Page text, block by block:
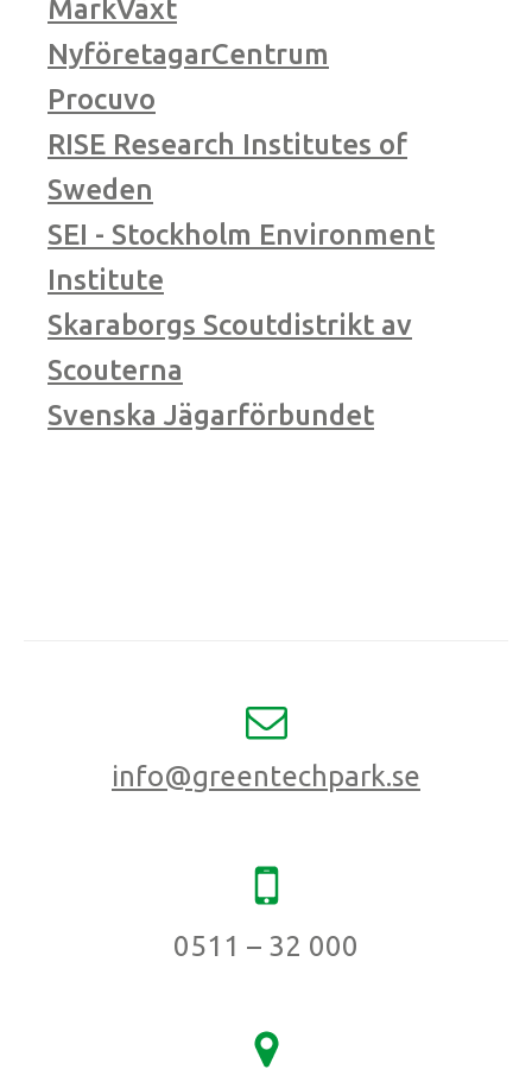
MarkVäxt
NyföretagarCentrum
Procuvo
RISE Research Institutes of
Sweden
SEI - Stockholm Environment
Institute
Skaraborgs Scoutdistrikt av
Scouterna
Svenska Jägarförbundet
info@greentechpark.se
0511 – 32 000